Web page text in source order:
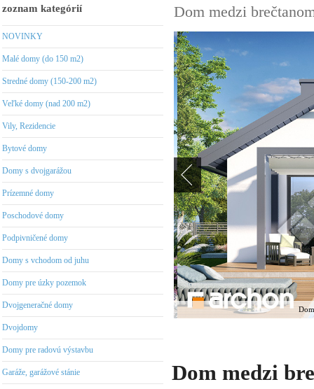
zoznam kategórií
NOVINKY
Malé domy (do 150 m2)
Stredné domy (150-200 m2)
Veľké domy (nad 200 m2)
Vily, Rezidencie
Bytové domy
Domy s dvojgarážou
Prízemné domy
Poschodové domy
Podpivničené domy
Domy s vchodom od juhu
Domy pre úzky pozemok
Dvojgeneračné domy
Dvojdomy
Domy pre radovú výstavbu
Garáže, garážové stánie
Dom medzi
Dom medzi